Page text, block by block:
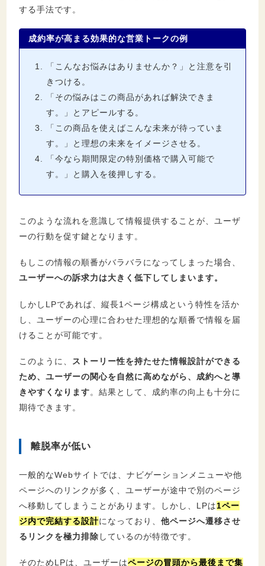
する手法です。
成約率が高まる効果的な営業トークの例
「こんなお悩みはありませんか？」と注意を引
きつける。
「その悩みはこの商品があれば解決できま
す。」とアピールする。
「この商品を使えばこんな未来が待っていま
す。」と理想の未来をイメージさせる。
「今なら期間限定の特別価格で購入可能で
す。」と購入を後押しする。
このような流れを意識して情報提供することが、ユーザ
ーの行動を促す鍵となります。
もしこの情報の順番がバラバラになってしまった場合、
ユーザーへの訴求力は大きく低下してしまいます。
しかしLPであれば、縦長1ページ構成という特性を活か
し、ユーザーの心理に合わせた理想的な順番で情報を届
けることが可能です。
このように、
ストーリー性を持たせた情報設計ができる
ため、ユーザーの関心を自然に高めながら、成約へと導
きやすくなります。結果として、成約率の向上も十分に
期待できます。
離脱率が低い
一般的なWebサイトでは、ナビゲーションメニューや他
ページへのリンクが多く、ユーザーが途中で別のページ
へ移動してしまうことがあります。しかし、LPは1ペー
ジ内で完結する設計になっており、 他ページへ遷移させ
るリンクを極力排除 しているのが特徴です。
そのためLPは、ユーザーはページの冒頭から最後まで集